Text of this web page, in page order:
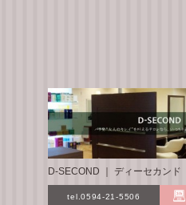
D-SECOND ｜ ディーセカンド
tel.0594-21-5506